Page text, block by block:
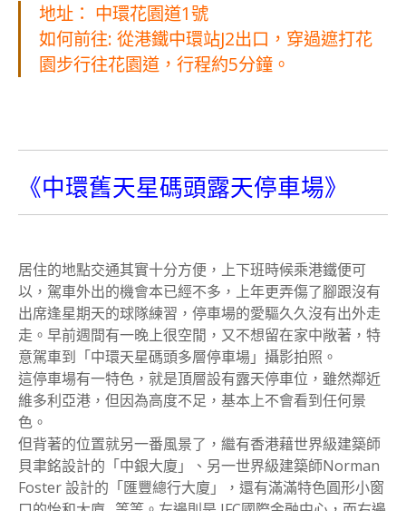
地址： 中環花園道1號
如何前往: 從港鐵中環站J2出口，穿過遮打花
園步行往花園道，行程約5分鐘。
《中環舊天星碼頭露天停車場》
居住的地點交通其實十分方便，上下班時候乘港鐵便可
以，駕車外出的機會本已經不多，上年更弄傷了腳跟沒有
出席逢星期天的球隊練習，停車場的愛驅久久沒有出外走
走。早前週間有一晚上很空閒，又不想留在家中敞著，特
意駕車到「中環天星碼頭多層停車場」攝影拍照。
這停車場有一特色，就是頂層設有露天停車位，雖然鄰近
維多利亞港，但因為高度不足，基本上不會看到任何景
色。
但背著的位置就另一番風景了，繼有香港藉世界級建築師
貝聿銘設計的「中銀大廈」、另一世界級建築師Norman
Foster 設計的「匯豐總行大廈」，還有滿滿特色圓形小窗